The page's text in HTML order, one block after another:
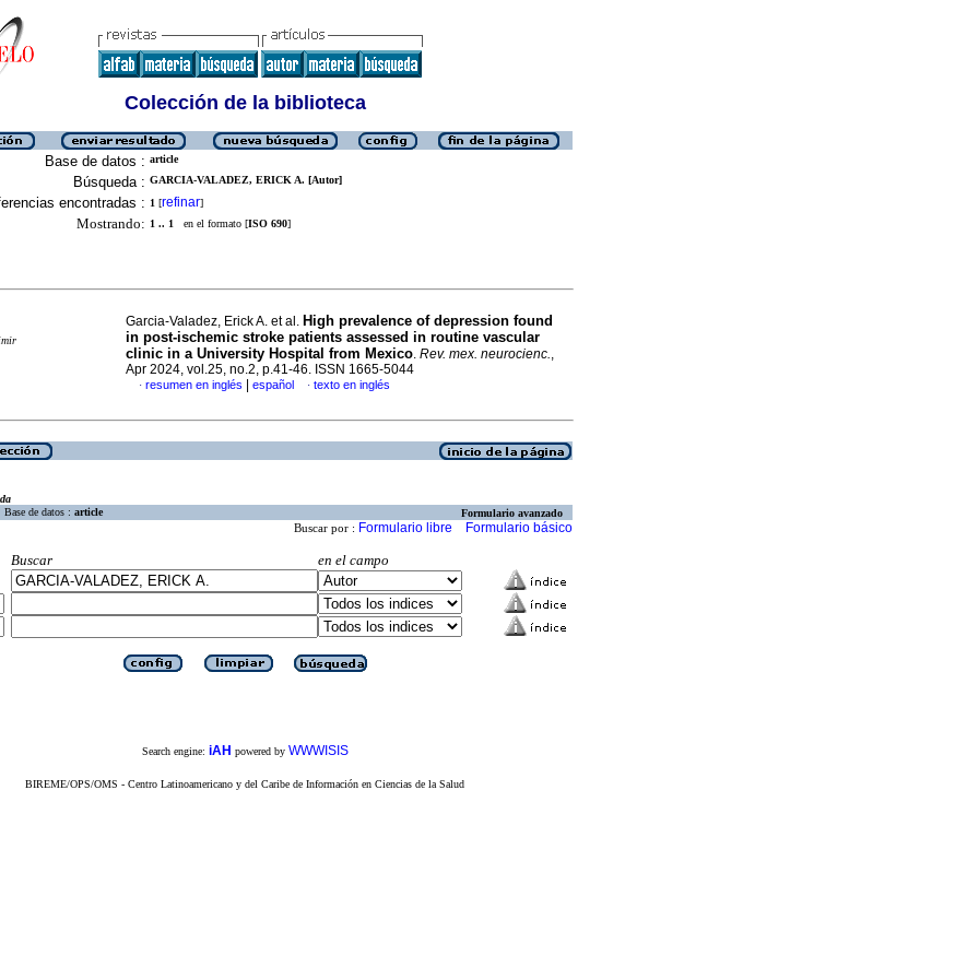
Colección de la biblioteca
Base de datos : article
Búsqueda : GARCIA-VALADEZ, ERICK A. [Autor]
encontradas : 1 [refinar]
Mostrando: 1 .. 1 en el formato [ISO 690]
Garcia-Valadez, Erick A. et al. High prevalence of depression found
in post-ischemic stroke patients assessed in routine vascular
clinic in a University Hospital from Mexico. Rev. mex. neurocienc.,
Apr 2024, vol.25, no.2, p.41-46. ISSN 1665-5044
· resumen en inglés español · texto en inglés
Base de datos : article Formulario avanzado
Buscar por : Formulario libre Formulario básico
Buscar
en el campo
Search engine: iAH powered by WWWISIS
BIREME/OPS/OMS - Centro Latinoamericano y del Caribe de Información en Ciencias de la Salud